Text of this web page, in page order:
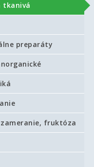
tkanivá
preparáty
fruktóza